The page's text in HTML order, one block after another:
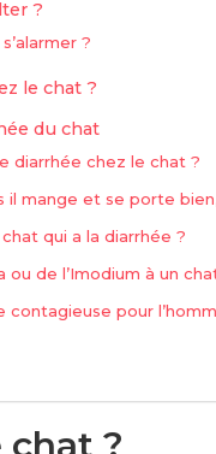
?
?
le chat ?
du chat
diarrhée chez le chat ?
il mange et se porte
qui a la diarrhée ?
de l’Imodium à un
pour